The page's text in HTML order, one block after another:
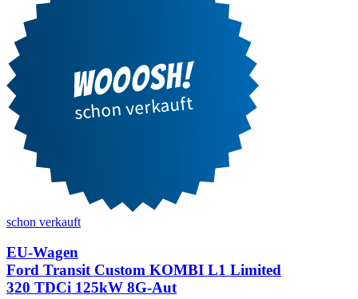
schon verkauft
EU-Wagen
Ford Transit Custom KOMBI L1 Limited
320 TDCi 125kW 8G-Aut